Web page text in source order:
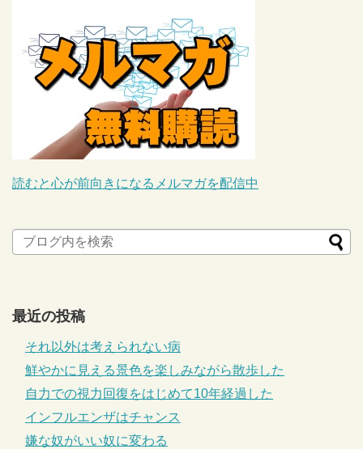
読むと心が前向きになるメルマガを配信中
最近の投稿
それ以外は考えられない病
鮮やかに見える景色を楽しみながら散歩した
自力での視力回復をはじめて10年経過した
インフルエンザはチャンス
嫌な奴がいい奴に変わる